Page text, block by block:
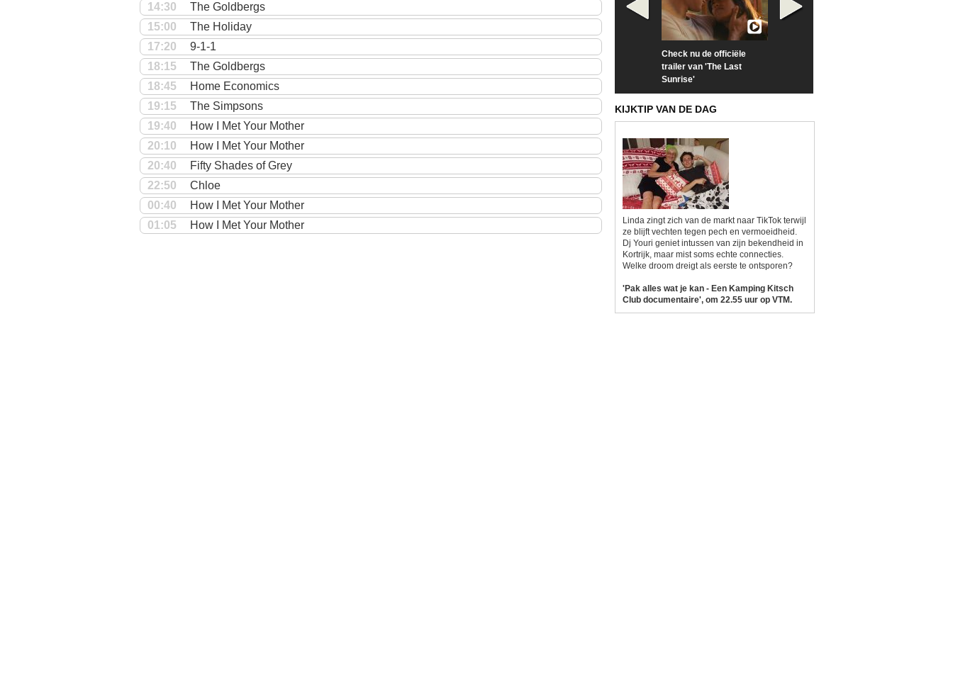
14:30
The Goldbergs
15:00
The Holiday
17:20
9-1-1
18:15
The Goldbergs
18:45
Home Economics
19:15
The Simpsons
19:40
How I Met Your Mother
20:10
How I Met Your Mother
20:40
Fifty Shades of Grey
22:50
Chloe
00:40
How I Met Your Mother
01:05
How I Met Your Mother
Check nu de officiële
trailer van 'The Last
Sunrise'
KIJKTIP VAN DE DAG
Linda zingt zich van de markt naar TikTok terwijl
ze blijft vechten tegen pech en vermoeidheid.
Dj Youri geniet intussen van zijn bekendheid in
Kortrijk, maar mist soms echte connecties.
Welke droom dreigt als eerste te ontsporen?
'Pak alles wat je kan - Een Kamping Kitsch
Club documentaire', om 22.55 uur op VTM.